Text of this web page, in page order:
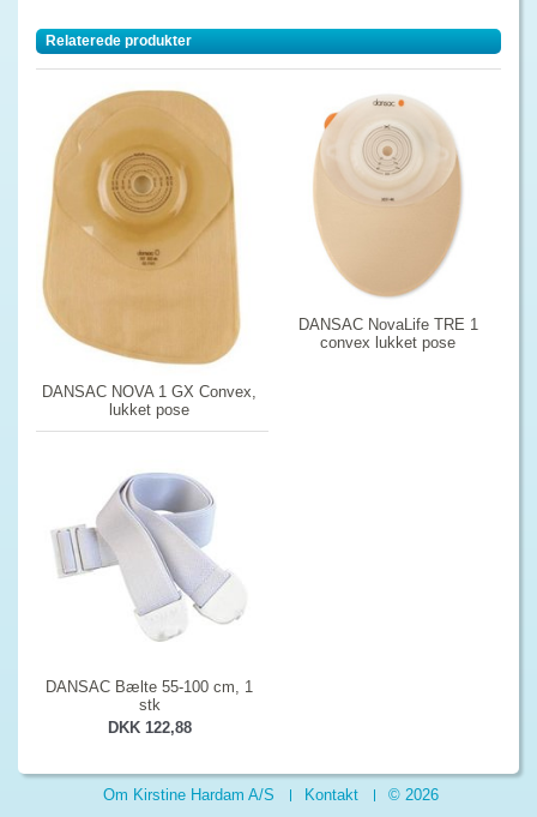
Relaterede produkter
DANSAC NOVA 1 GX Convex,
lukket pose
DANSAC NovaLife TRE 1
convex lukket pose
DANSAC Bælte 55-100 cm, 1
stk
DKK 122,88
Om Kirstine Hardam A/S Kontakt © 2026